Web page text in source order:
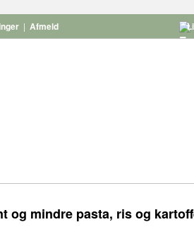
| Afmeld
og mindre pasta, ris og